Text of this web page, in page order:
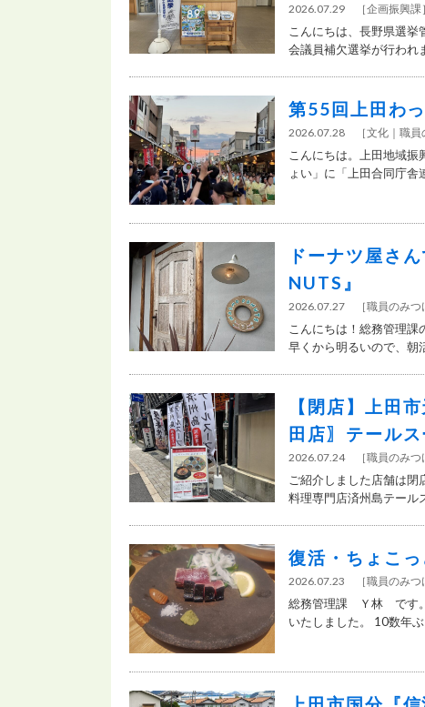
2026.07.29 ［企画振興課 ］
こんにちは、長野県選
会議員補欠選挙が行われ
第55回上田わ
2026.07.28 ［文化 職員
こんにちは。上田地域
ょい」に「上田合同庁
ドーナツ屋さ
NUTS』
2026.07.27 ［職員のみつ
こんにちは！総務管理
早くから明るいので、朝
【閉店】上田
田店〗テール
2026.07.24 ［職員のみつ
ご紹介しました店舗は
料理専門店済州島テール
復活・ちょこ
2026.07.23 ［職員のみつ
総務管理課 Ｙ林 です。
いたしました。 10数年